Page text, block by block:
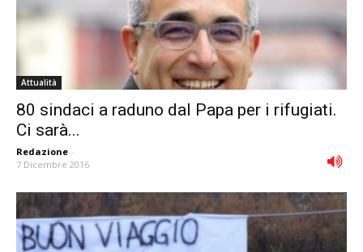
Attualità
80 sindaci a raduno dal Papa per i rifugiati.
Ci sarà...
Redazione -
7 Dicembre 2016